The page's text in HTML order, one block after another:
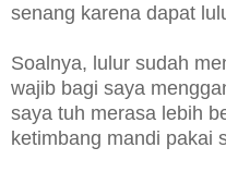
senang karena dapat
Soalnya, lulur sudah
wajib bagi saya
saya tuh merasa lebih
ketimbang mandi pakai